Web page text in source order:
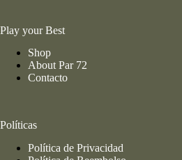
Play your Best
Shop
About Par 72
Contacto
Políticas
Política de Privacidad